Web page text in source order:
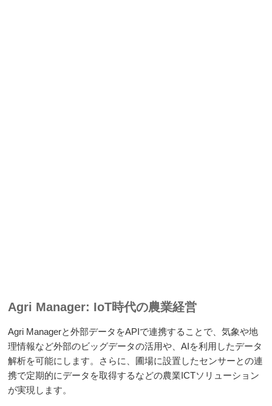
Agri Manager: IoT時代の農業経営
Agri Managerと外部データをAPIで連携することで、気象や地
理情報など外部のビッグデータの活用や、AIを利用したデータ
解析を可能にします。さらに、圃場に設置したセンサーとの連
携で定期的にデータを取得するなどの農業ICTソリューション
が実現します。